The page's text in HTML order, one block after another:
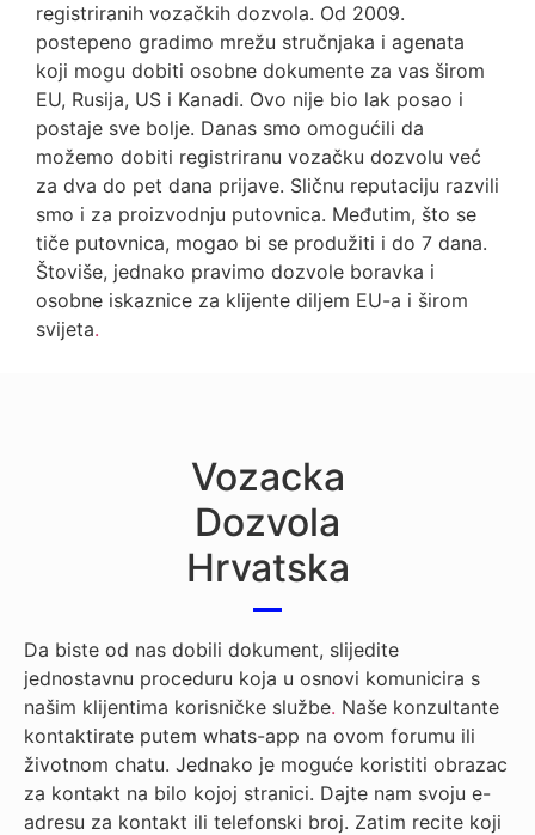
registriranih vozačkih dozvola. Od 2009.
postepeno gradimo mrežu stručnjaka i agenata
koji mogu dobiti osobne dokumente za vas širom
EU, Rusija, US i Kanadi. Ovo nije bio lak posao i
postaje sve bolje. Danas smo omogućili da
možemo dobiti registriranu vozačku dozvolu već
za dva do pet dana prijave. Sličnu reputaciju razvili
smo i za proizvodnju putovnica. Međutim, što se
tiče putovnica, mogao bi se produžiti i do 7 dana.
Štoviše, jednako pravimo dozvole boravka i
osobne iskaznice za klijente diljem EU-a i širom
svijeta.
Vozacka
Dozvola
Hrvatska
Da biste od nas dobili dokument, slijedite
jednostavnu proceduru koja u osnovi komunicira s
našim klijentima korisničke službe. Naše konzultante
kontaktirate putem whats-app na ovom forumu ili
životnom chatu. Jednako je moguće koristiti obrazac
za kontakt na bilo kojoj stranici. Dajte nam svoju e-
adresu za kontakt ili telefonski broj. Zatim recite koji